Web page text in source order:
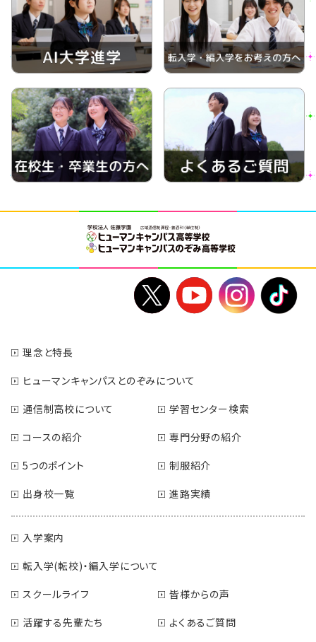
理念と特長
ヒューマンキャンパスとのぞみについて
通信制高校について
学習センター検索
コースの紹介
専門分野の紹介
5つのポイント
制服紹介
出身校一覧
進路実績
入学案内
転入学(転校)・編入学について
スクールライフ
皆様からの声
活躍する先輩たち
よくあるご質問